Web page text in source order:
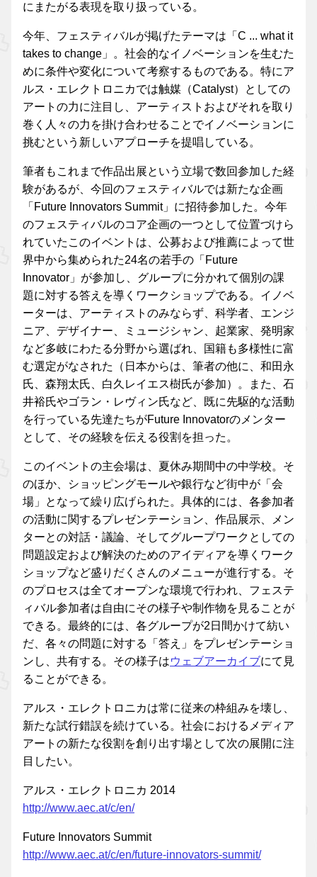
にまたがる表現を取り扱っている。
今年、フェスティバルが掲げたテーマは「C ... what it
takes to change」。社会的なイノベーションを生むた
めに条件や変化について考察するものである。特にア
ルス・エレクトロニカでは触媒（Catalyst）としての
アートの力に注目し、アーティストおよびそれを取り
巻く人々の力を掛け合わせることでイノベーションに
挑むという新しいアプローチを提唱している。
筆者もこれまで作品出展という立場で数回参加した経
験があるが、今回のフェスティバルでは新たな企画
「Future Innovators Summit」に招待参加した。今年
のフェスティバルのコア企画の一つとして位置づけら
れていたこのイベントは、公募および推薦によって世
界中から集められた24名の若手の「Future
Innovator」が参加し、グループに分かれて個別の課
題に対する答えを導くワークショップである。イノベ
ーターは、アーティストのみならず、科学者、エンジ
ニア、デザイナー、ミュージシャン、起業家、発明家
など多岐にわたる分野から選ばれ、国籍も多様性に富
む選定がなされた（日本からは、筆者の他に、和田永
氏、森翔太氏、白久レイエス樹氏が参加）。また、石
井裕氏やゴラン・レヴィン氏など、既に先駆的な活動
を行っている先達たちがFuture Innovatorのメンター
として、その経験を伝える役割を担った。
このイベントの主会場は、夏休み期間中の中学校。そ
のほか、ショッピングモールや銀行など街中が「会
場」となって繰り広げられた。具体的には、各参加者
の活動に関するプレゼンテーション、作品展示、メン
ターとの対話・議論、そしてグループワークとしての
問題設定および解決のためのアイディアを導くワーク
ショップなど盛りだくさんのメニューが進行する。そ
のプロセスは全てオープンな環境で行われ、フェステ
ィバル参加者は自由にその様子や制作物を見ることが
できる。最終的には、各グループが2日間かけて紡い
だ、各々の問題に対する「答え」をプレゼンテーショ
ンし、共有する。その様子はウェブアーカイブにて見
ることができる。
アルス・エレクトロニカは常に従来の枠組みを壊し、
新たな試行錯誤を続けている。社会におけるメディア
アートの新たな役割を創り出す場として次の展開に注
目したい。
アルス・エレクトロニカ 2014
http://www.aec.at/c/en/
Future Innovators Summit
http://www.aec.at/c/en/future-innovators-summit/